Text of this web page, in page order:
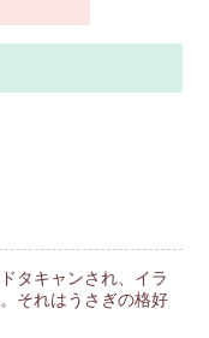
タキャンされ、イラ
それはうさぎの格好